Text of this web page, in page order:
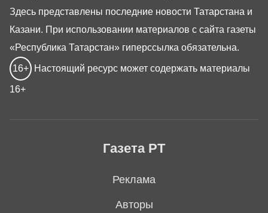
Газета РТ
Реклама
Авторы
Здесь представлены последние новости Татарстана и
Казани. При использовании материалов с сайта газеты
«Республика Татарстан» гиперссылка обязательна.
16+ Настоящий ресурс может содержать материалы
16+